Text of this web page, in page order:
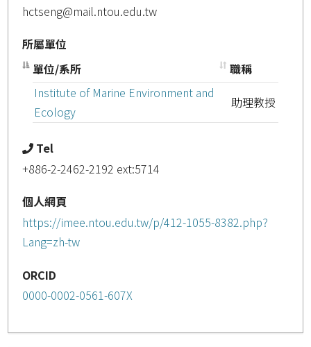
hctseng@mail.ntou.edu.tw
所屬單位
單位/系所
職稱
Institute of Marine Environment and
Ecology
助理教授
Tel
+886-2-2462-2192 ext:5714
個人網頁
https://imee.ntou.edu.tw/p/412-1055-8382.php?
Lang=zh-tw
ORCID
0000-0002-0561-607X